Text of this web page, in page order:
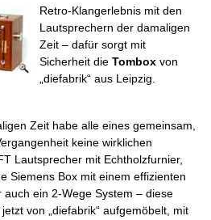
Retro-Klangerlebnis mit den
Lautsprechern der damaligen
Zeit – dafür sorgt mit
Sicherheit die Tombox von
„diefabrik“ aus Leipzig.
Zeit habe alle eines gemeinsam,
keine wirklichen
Lautsprecher mit Echtholzfurnier,
Siemens Box mit einem effizienten
ein 2-Wege System – diese
von „diefabrik“ aufgemöbelt, mit